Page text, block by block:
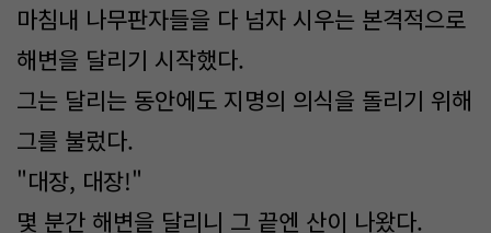
마침내 나무판자들을 다 넘자 시우는 본격적으로
해변을 달리기 시작했다.
그는 달리는 동안에도 지명의 의식을 돌리기 위해
그를 불렀다.
"대장, 대장!"
몇 분간 해변을 달리니 그 끝엔 산이 나왔다.